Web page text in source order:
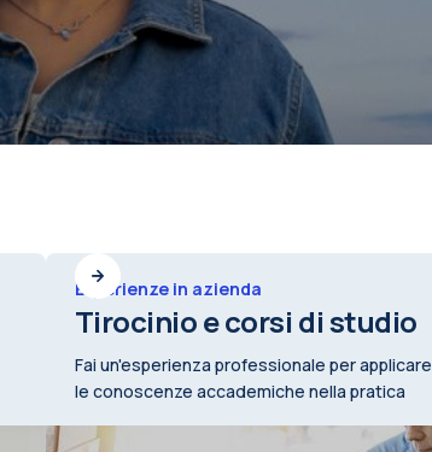
Esperienze in azienda
Tirocinio e corsi di studio
Fai un'esperienza professionale per applicare
le conoscenze accademiche nella pratica